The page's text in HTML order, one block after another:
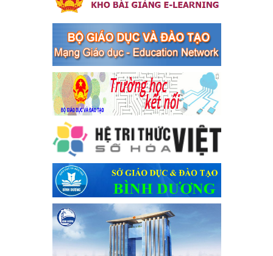
bàn thị xã Bến Cát
Kế hoạch Triển khai công tác tuyên truyền, đảm bảo trật tự, an
toàn giao thông năm 2024 tại các cơ sở giáo dục trên địa bàn thị
Ngày ban hành: 04/03/2024
Kế hoạch thực hiện Chỉ thị số 16/CT-TTg ngày 27/05/2023
của Thủ tướng Chính phủ về tăng cường phòng ngừa, đấu
tranh tội phạm, vi phạm pháp luật liên quan đến hoạt động
tổ chức đánh bạc và đánh bạc
Kế hoạch thực hiện Chỉ thị số 16/CT-TTg ngày 27/05/2023 của
Thủ tướng Chính phủ về tăng cường phòng ngừa, đấu tranh tội
phạm, vi phạm pháp luật liên quan đến hoạt động tổ chức đánh
bạc và đánh bạc
Ngày ban hành: 04/03/2024
Kế hoạch Tổ chức Hội trại truyền thống học sinh thị xã Bến
Cát Lần thứ VIII, năm học 2023-2024
Kế hoạch Tổ chức Hội trại truyền thống học sinh thị xã Bến Cát
Lần thứ VIII, năm học 2023-2024